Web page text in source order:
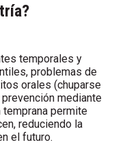
temporales y
problemas de
orales (chuparse
mediante
permite
reduciendo la
el futuro.